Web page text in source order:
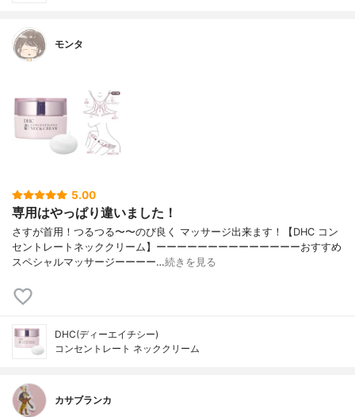
モンタ
5.00
専用はやっぱり違いました！
さすが首用！つるつる〜〜のび良く マッサージ出来ます！【DHC コン
セントレートネッククリーム】ーーーーーーーーーーーーーーおすすめ
スペシャルマッサージーーーー…続きを見る
DHC(ディーエイチシー)
コンセントレート ネッククリーム
カサブランカ